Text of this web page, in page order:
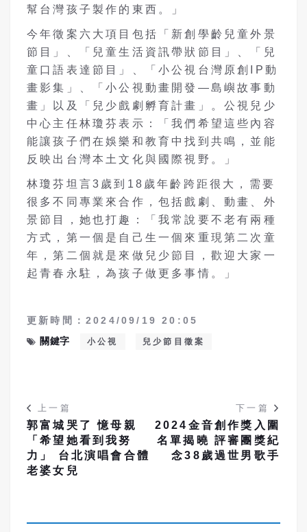
幫台灣孩子製作的東西。」
今年徵案六大項目包括「新創學齡兒童外景
節目」、「兒童生活資訊帶狀節目」、「兒
童口語表達節目」、「小公視台灣原創IP動
畫影集」、「小公視動畫開發—島嶼故事動
畫」以及「兒少戲劇孵育計畫」。公視兒少
中心主任林瓊芬表示：「我們希望這些內容
能讓孩子們在娛樂和教育中找到共鳴，並能
反映出台灣本土文化與國際視野。」
林瓊芬坦言3歲到18歲年齡跨距很大，需要
很多不同專業來合作，包括戲劇、動畫、外
景節目，她也打趣：「我常說要不老有兩種
方式，第一個是自己生一個來重現第二次童
年，第二個就是來做兒少節目，歡迎大家一
起青春永駐，為孩子做更多事情。」
更新時間：2024/09/19 20:05
關鍵字
小公視 兒少節目徵案
上一篇
郭富城哭了 憶母親
「希望她看到我努
力」 台北演唱會合體
老婆女兒
下一篇
2024金音創作獎入圍
名單揭曉 評審團獎紀
念38歲過世男歌手